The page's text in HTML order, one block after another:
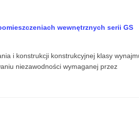
wewnętrznych serii GS
i konstrukcji konstrukcyjnej klasy
niezawodności wymaganej przez